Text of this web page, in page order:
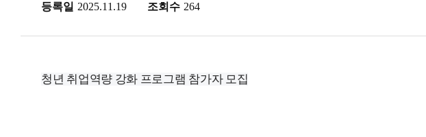
등록일 2025.11.19 조회수 264
청년 취업역량 강화 프로그램 참가자 모집